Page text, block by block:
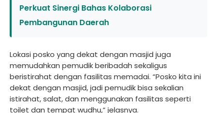
Perkuat Sinergi Bahas Kolaborasi
Pembangunan Daerah
Lokasi posko yang dekat dengan masjid juga
memudahkan pemudik beribadah sekaligus
beristirahat dengan fasilitas memadai. “Posko kita ini
dekat dengan masjid, jadi pemudik bisa sekalian
istirahat, salat, dan menggunakan fasilitas seperti
toilet dan tempat wudhu,” jelasnya.